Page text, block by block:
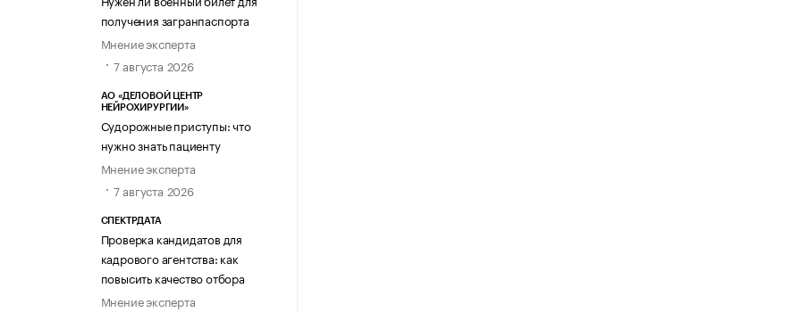
получения загранпаспорта
Мнение эксперта
7 августа 2026
АО «ДЕЛОВОЙ ЦЕНТР
НЕЙРОХИРУРГИИ»
Судорожные приступы: что
нужно знать пациенту
Мнение эксперта
7 августа 2026
СПЕКТРДАТА
Проверка кандидатов для
кадрового агентства: как
повысить качество отбора
Мнение эксперта